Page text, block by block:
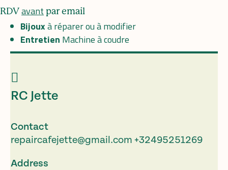
RDVavant par email
Bijouxà réparer ou à modifier
Entretien Machine à coudre
RC Jette
Contact
repaircafejette@gmail.com +32495251269
Address